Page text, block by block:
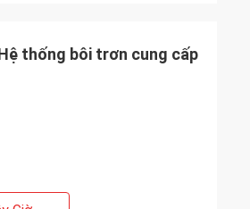
thống bôi trơn cung cấp